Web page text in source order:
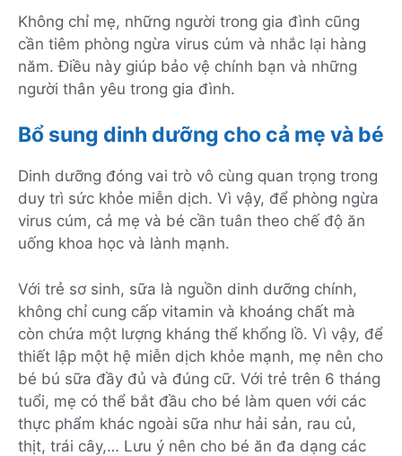
Không chỉ mẹ, những người trong gia đình cũng
cần tiêm phòng ngừa virus cúm và nhắc lại hàng
năm. Điều này giúp bảo vệ chính bạn và những
người thân yêu trong gia đình.
Bổ sung dinh dưỡng cho cả mẹ và bé
Dinh dưỡng đóng vai trò vô cùng quan trọng trong
duy trì sức khỏe miễn dịch. Vì vậy, để phòng ngừa
virus cúm, cả mẹ và bé cần tuân theo chế độ ăn
uống khoa học và lành mạnh.
Với trẻ sơ sinh, sữa là nguồn dinh dưỡng chính,
không chỉ cung cấp vitamin và khoáng chất mà
còn chứa một lượng kháng thể khổng lồ. Vì vậy, để
thiết lập một hệ miễn dịch khỏe mạnh, mẹ nên cho
bé bú sữa đầy đủ và đúng cữ. Với trẻ trên 6 tháng
tuổi, mẹ có thể bắt đầu cho bé làm quen với các
thực phẩm khác ngoài sữa như hải sản, rau củ,
thịt, trái cây,… Lưu ý nên cho bé ăn đa dạng các